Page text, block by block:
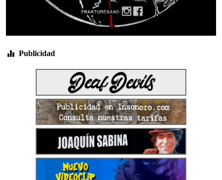
Publicidad